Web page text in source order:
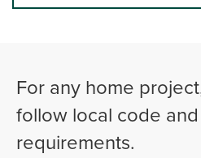
For any home
follow local code
requirements.